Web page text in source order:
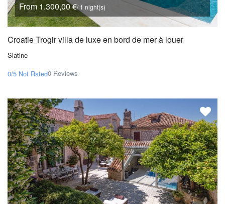
From 1.300,00 €/ 1 night(s)
Croatie Trogir villa de luxe en bord de mer à louer
Slatine
0/5 Not Rated0 Reviews